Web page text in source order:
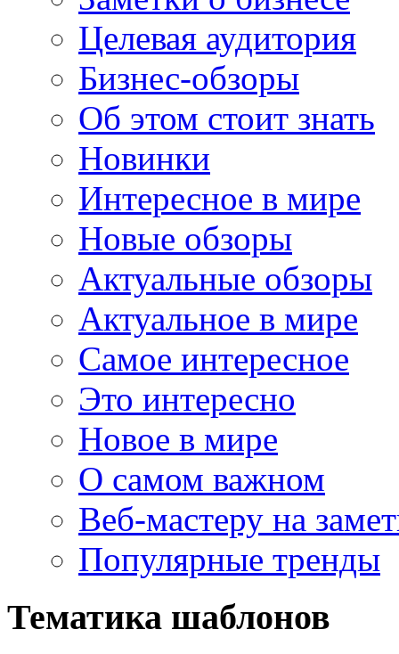
Целевая аудитория
Бизнес-обзоры
Об этом стоит знать
Новинки
Интересное в мире
Новые обзоры
Актуальные обзоры
Актуальное в мире
Самое интересное
Это интересно
Новое в мире
О самом важном
Веб-мастеру на
Популярные тренды
Тематика шаблонов